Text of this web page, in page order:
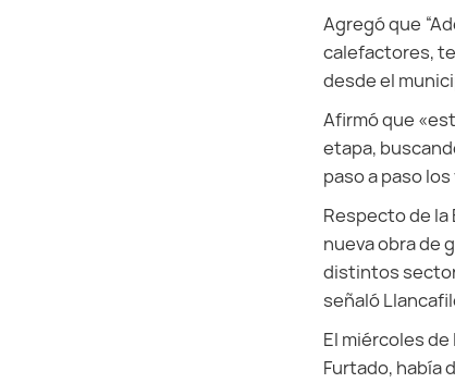
Agregó que
calefactores,
desde el
Afirmó que
etapa,
paso a paso
Respecto de la
nueva obra de
distintos
señaló
El miércoles
Furtado, había